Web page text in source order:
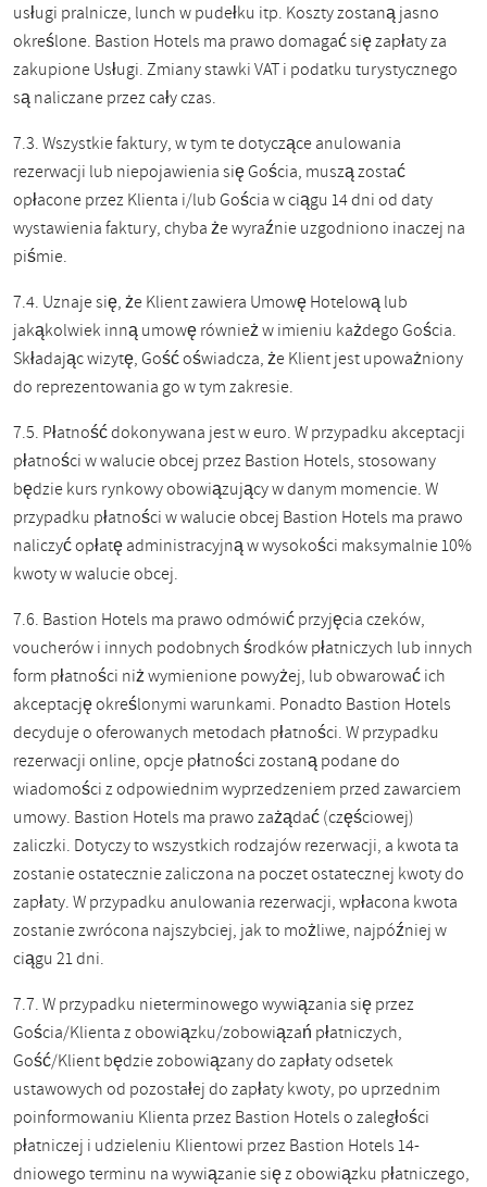
usługi pralnicze, lunch w pudełku itp. Koszty zostaną jasno
określone. Bastion Hotels ma prawo domagać się zapłaty za
zakupione Usługi. Zmiany stawki VAT i podatku turystycznego
są naliczane przez cały czas.
7.3. Wszystkie faktury, w tym te dotyczące anulowania
rezerwacji lub niepojawienia się Gościa, muszą zostać
opłacone przez Klienta i/lub Gościa w ciągu 14 dni od daty
wystawienia faktury, chyba że wyraźnie uzgodniono inaczej na
piśmie.
7.4. Uznaje się, że Klient zawiera Umowę Hotelową lub
jakąkolwiek inną umowę również w imieniu każdego Gościa.
Składając wizytę, Gość oświadcza, że Klient jest upoważniony
do reprezentowania go w tym zakresie.
7.5. Płatność dokonywana jest w euro. W przypadku akceptacji
płatności w walucie obcej przez Bastion Hotels, stosowany
będzie kurs rynkowy obowiązujący w danym momencie. W
przypadku płatności w walucie obcej Bastion Hotels ma prawo
naliczyć opłatę administracyjną w wysokości maksymalnie 10%
kwoty w walucie obcej.
7.6. Bastion Hotels ma prawo odmówić przyjęcia czeków,
voucherów i innych podobnych środków płatniczych lub innych
form płatności niż wymienione powyżej, lub obwarować ich
akceptację określonymi warunkami. Ponadto Bastion Hotels
decyduje o oferowanych metodach płatności. W przypadku
rezerwacji online, opcje płatności zostaną podane do
wiadomości z odpowiednim wyprzedzeniem przed zawarciem
umowy. Bastion Hotels ma prawo zażądać (częściowej)
zaliczki. Dotyczy to wszystkich rodzajów rezerwacji, a kwota ta
zostanie ostatecznie zaliczona na poczet ostatecznej kwoty do
zapłaty. W przypadku anulowania rezerwacji, wpłacona kwota
zostanie zwrócona najszybciej, jak to możliwe, najpóźniej w
ciągu 21 dni.
7.7. W przypadku nieterminowego wywiązania się przez
Gościa/Klienta z obowiązku/zobowiązań płatniczych,
Gość/Klient będzie zobowiązany do zapłaty odsetek
ustawowych od pozostałej do zapłaty kwoty, po uprzednim
poinformowaniu Klienta przez Bastion Hotels o zaległości
płatniczej i udzieleniu Klientowi przez Bastion Hotels 14-
dniowego terminu na wywiązanie się z obowiązku płatniczego,